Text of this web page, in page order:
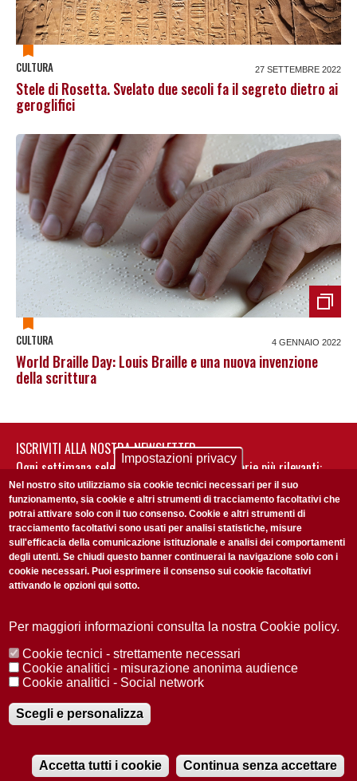
CULTURA 27 SETTEMBRE 2022
Stele di Rosetta. Svelato due secoli fa il segreto dietro ai
geroglifici
CULTURA 4 GENNAIO 2022
World Braille Day: Louis Braille e una nuova invenzione
della scrittura
ISCRIVITI ALLA NOSTRA NEWSLETTER
Ogni settimana selezioniamo per te nostre storie più rilevanti:
non perderti gli aggiornamenti della nostra newsletter
Accetto laPrivacy Policy
Redazione Copyright Privacy
Area stampa
© 2025 Università di Padova
Registrazione presso il Tribunale di Padova n. 2097/2012 del 18 giugno
2012
Impostazioni privacy
Nel nostro sito utilizziamo sia cookie tecnici necessari per il suo
funzionamento, sia cookie e altri strumenti di tracciamento facoltativi che
potrai attivare solo con il tuo consenso. Cookie e altri strumenti di
tracciamento facoltativi sono usati per analisi statistiche, misure
sull'efficacia della comunicazione istituzionale e analisi dei comportamenti
degli utenti. Se chiudi questo banner continuerai la navigazione solo con i
cookie necessari. Puoi esprimere il consenso sui cookie facoltativi
attivando le opzioni qui sotto.
Per maggiori informazioni consulta la nostra Cookie policy.
Cookie tecnici - strettamente necessari
Cookie analitici - misurazione anonima audience
Cookie analitici - Social network
Scegli e personalizza
Accetta tutti i cookie Continua senza accettare